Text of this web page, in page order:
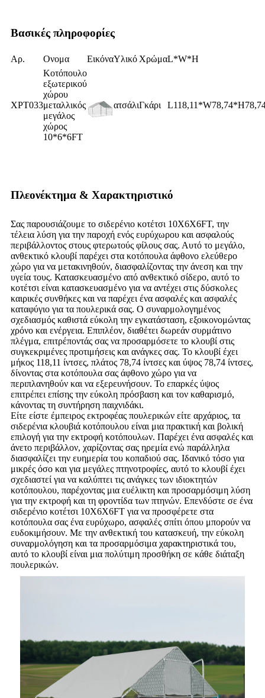
Βασικές πληροφορίες
Αρ. Ονομα ΕικόναΥλικό ΧρώμαL*W*H
XPT033
Κοτόπουλο
εξωτερικού
χώρου
μεταλλικός
μεγάλος
χώρος
10*6*6FT
ατσάλιΓκάρι
Πλεονέκτημα & Χαρακτηριστικό
Σας παρουσιάζουμε το σιδερένιο κοτέτσι 10X6X6FT, την
τέλεια λύση για την παροχή ενός ευρύχωρου και ασφαλούς
περιβάλλοντος στους φτερωτούς φίλους σας. Αυτό το μεγάλο,
ανθεκτικό κλουβί παρέχει στα κοτόπουλα άφθονο ελεύθερο
χώρο για να μετακινηθούν, διασφαλίζοντας την άνεση και την
υγεία τους. Κατασκευασμένο από ανθεκτικό σίδερο, αυτό το
κοτέτσι είναι κατασκευασμένο για να αντέχει στις δύσκολες
καιρικές συνθήκες και να παρέχει ένα ασφαλές και ασφαλές
καταφύγιο για τα πουλερικά σας. Ο συναρμολογημένος
σχεδιασμός καθιστά εύκολη την εγκατάσταση, εξοικονομώντας
χρόνο και ενέργεια. Επιπλέον, διαθέτει δωρεάν συρμάτινο
πλέγμα, επιτρέποντάς σας να προσαρμόσετε το κλουβί στις
συγκεκριμένες προτιμήσεις και ανάγκες σας. Το κλουβί έχει
μήκος 118,11 ίντσες, πλάτος 78,74 ίντσες και ύψος 78,74 ίντσες,
δίνοντας στα κοτόπουλα σας άφθονο χώρο για να
περιπλανηθούν και να εξερευνήσουν. Το επαρκές ύψος
επιτρέπει επίσης την εύκολη πρόσβαση και τον καθαρισμό,
κάνοντας τη συντήρηση παιχνιδάκι.
Είτε είστε έμπειρος εκτροφέας πουλερικών είτε αρχάριος, τα
σιδερένια κλουβιά κοτόπουλου είναι μια πρακτική και βολική
επιλογή για την εκτροφή κοτόπουλων. Παρέχει ένα ασφαλές και
άνετο περιβάλλον, χαρίζοντας σας ηρεμία ενώ παράλληλα
διασφαλίζει την ευημερία του κοπαδιού σας. Ιδανικό τόσο για
μικρές όσο και για μεγάλες πτηνοτροφίες, αυτό το κλουβί έχει
σχεδιαστεί για να καλύπτει τις ανάγκες των ιδιοκτητών
κοτόπουλου, παρέχοντας μια ευέλικτη και προσαρμόσιμη λύση
για την εκτροφή και τη φροντίδα των πτηνών. Επενδύστε σε ένα
σιδερένιο κοτέτσι 10X6X6FT για να προσφέρετε στα
κοτόπουλα σας ένα ευρύχωρο, ασφαλές σπίτι όπου μπορούν να
ευδοκιμήσουν. Με την ανθεκτική του κατασκευή, την εύκολη
συναρμολόγηση και τα προσαρμόσιμα χαρακτηριστικά του,
αυτό το κλουβί είναι μια πολύτιμη προσθήκη σε κάθε διάταξη
πουλερικών.